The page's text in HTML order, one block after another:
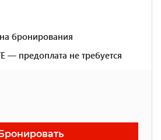
бронирования
предоплата не требуется